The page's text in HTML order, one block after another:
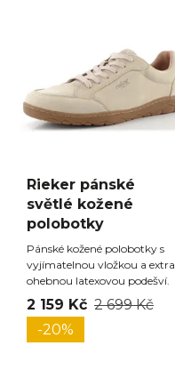
Rieker pánské
světlé kožené
polobotky
Pánské kožené polobotky s
vyjímatelnou vložkou a extra
ohebnou latexovou podešví.
2 159 Kč 2 699 Kč
-20%